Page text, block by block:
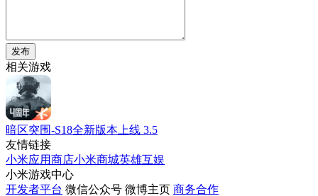
发布
相关游戏
暗区突围-S18全新版本上线 3.5
友情链接
小米应用商店小米商城英雄互娱
小米游戏中心
开发者平台 微信公众号 微博主页 商务合作